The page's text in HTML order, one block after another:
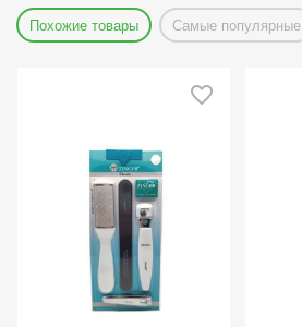
Похожие товары Самые популярные